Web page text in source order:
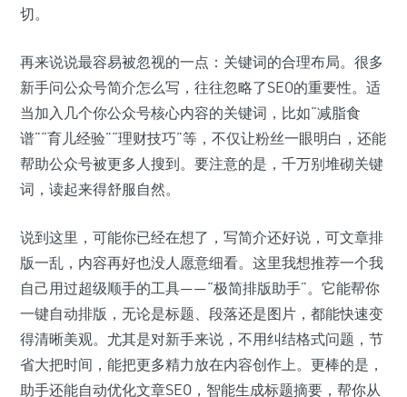
切。
再来说说最容易被忽视的一点：关键词的合理布局。很多
新手问公众号简介怎么写，往往忽略了SEO的重要性。适
当加入几个你公众号核心内容的关键词，比如“减脂食
谱”“育儿经验”“理财技巧”等，不仅让粉丝一眼明白，还能
帮助公众号被更多人搜到。要注意的是，千万别堆砌关键
词，读起来得舒服自然。
说到这里，可能你已经在想了，写简介还好说，可文章排
版一乱，内容再好也没人愿意细看。这里我想推荐一个我
自己用过超级顺手的工具——“极简排版助手”。它能帮你
一键自动排版，无论是标题、段落还是图片，都能快速变
得清晰美观。尤其是对新手来说，不用纠结格式问题，节
省大把时间，能把更多精力放在内容创作上。更棒的是，
助手还能自动优化文章SEO，智能生成标题摘要，帮你从